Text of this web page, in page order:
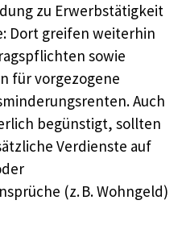
zu Erwerbstätigkeit
Dort greifen weiterhin
sowie
für vorgezogene
Auch
begünstigt, sollten
Verdienste auf
(z. B. Wohngeld)